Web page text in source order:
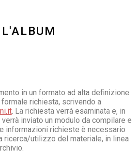
in un formato ad alta definizione
richiesta, scrivendo a
. La richiesta verrà esaminata e, in
inviato un modulo da compilare e
informazioni richieste è necessario
ricerca/utilizzo del materiale, in linea